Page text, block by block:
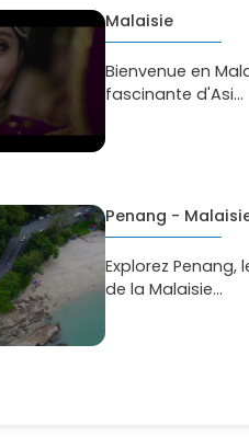
Malaisie
Bienvenue en
fascinante d'Asi...
Penang -
Explorez Penang,
de la Malaisie...